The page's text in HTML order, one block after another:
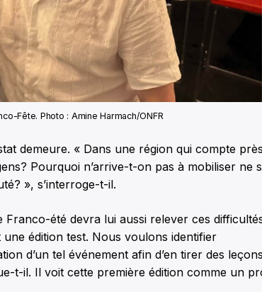
Fête. Photo : Amine Harmach/ONFR
demeure. « Dans une région qui compte
Pourquoi n’arrive-t-on pas à mobiliser ne
», s’interroge-t-il.
Franco-été devra lui aussi relever ces
édition test. Nous voulons identifier
d’un tel événement afin d’en tirer des leçons
t-il. Il voit cette première édition comme un